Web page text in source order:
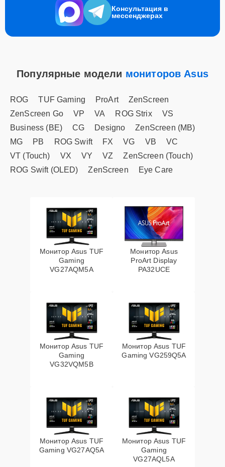
Консультация в
мессенджерах
Популярные модели мониторов Asus
ROG TUF Gaming ProArt
ZenScreen
ZenScreen Go
VP VA ROG Strix
VS
Business (BE)
CG Designo
ZenScreen (MB)
MG
PB ROG Swift FX VG VB
VC
VT (Touch)
VX VY VZ
ZenScreen (Touch)
ROG Swift (OLED)
ZenScreen Eye Care
Монитор Asus TUF
Gaming
VG27AQM5A
Монитор Asus
ProArt Display
PA32UCE
Монитор Asus TUF
Gaming
VG32VQM5B
Монитор Asus TUF
Gaming VG259Q5A
Монитор Asus TUF
Gaming VG27AQ5A
Монитор Asus TUF
Gaming
VG27AQL5A